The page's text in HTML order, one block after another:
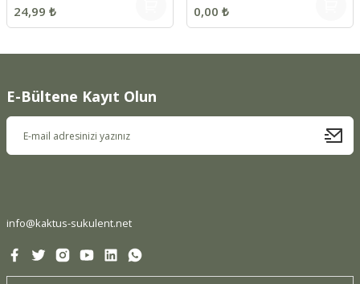
24,99 ₺ 0,00 ₺
E-Bültene Kayıt Olun
info@kaktus-sukulent.net